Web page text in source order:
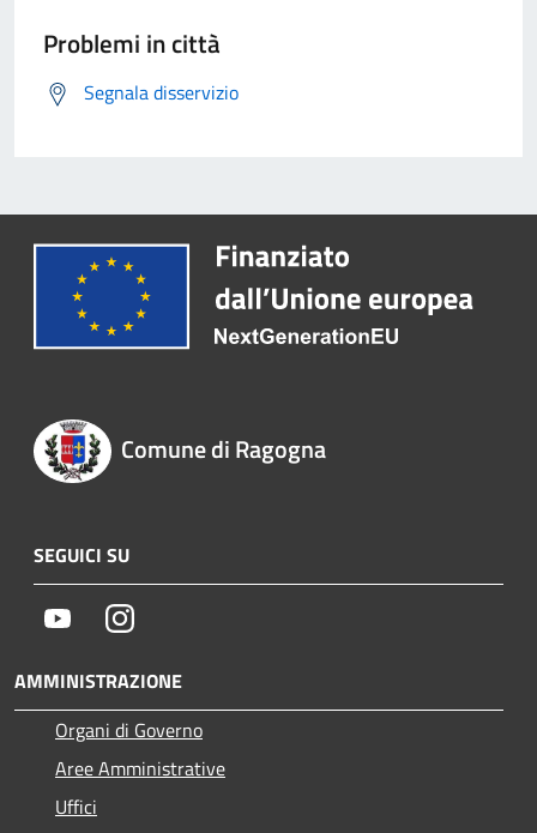
Problemi in città
Segnala disservizio
Comune di Ragogna
SEGUICI SU
YoutubeInstagram
AMMINISTRAZIONE
Organi di Governo
Aree Amministrative
Uffici